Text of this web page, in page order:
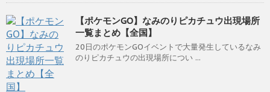
【ポケモンGO】なみのりピカチュウ出現場所
一覧まとめ【全国】
20日のポケモンGOイベントで大量発生しているなみ
のりピカチュウの出現場所につい ...